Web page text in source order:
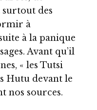
des
à
à la panique
Avant qu’il
« les Tutsi
Hutu devant le
nos sources.